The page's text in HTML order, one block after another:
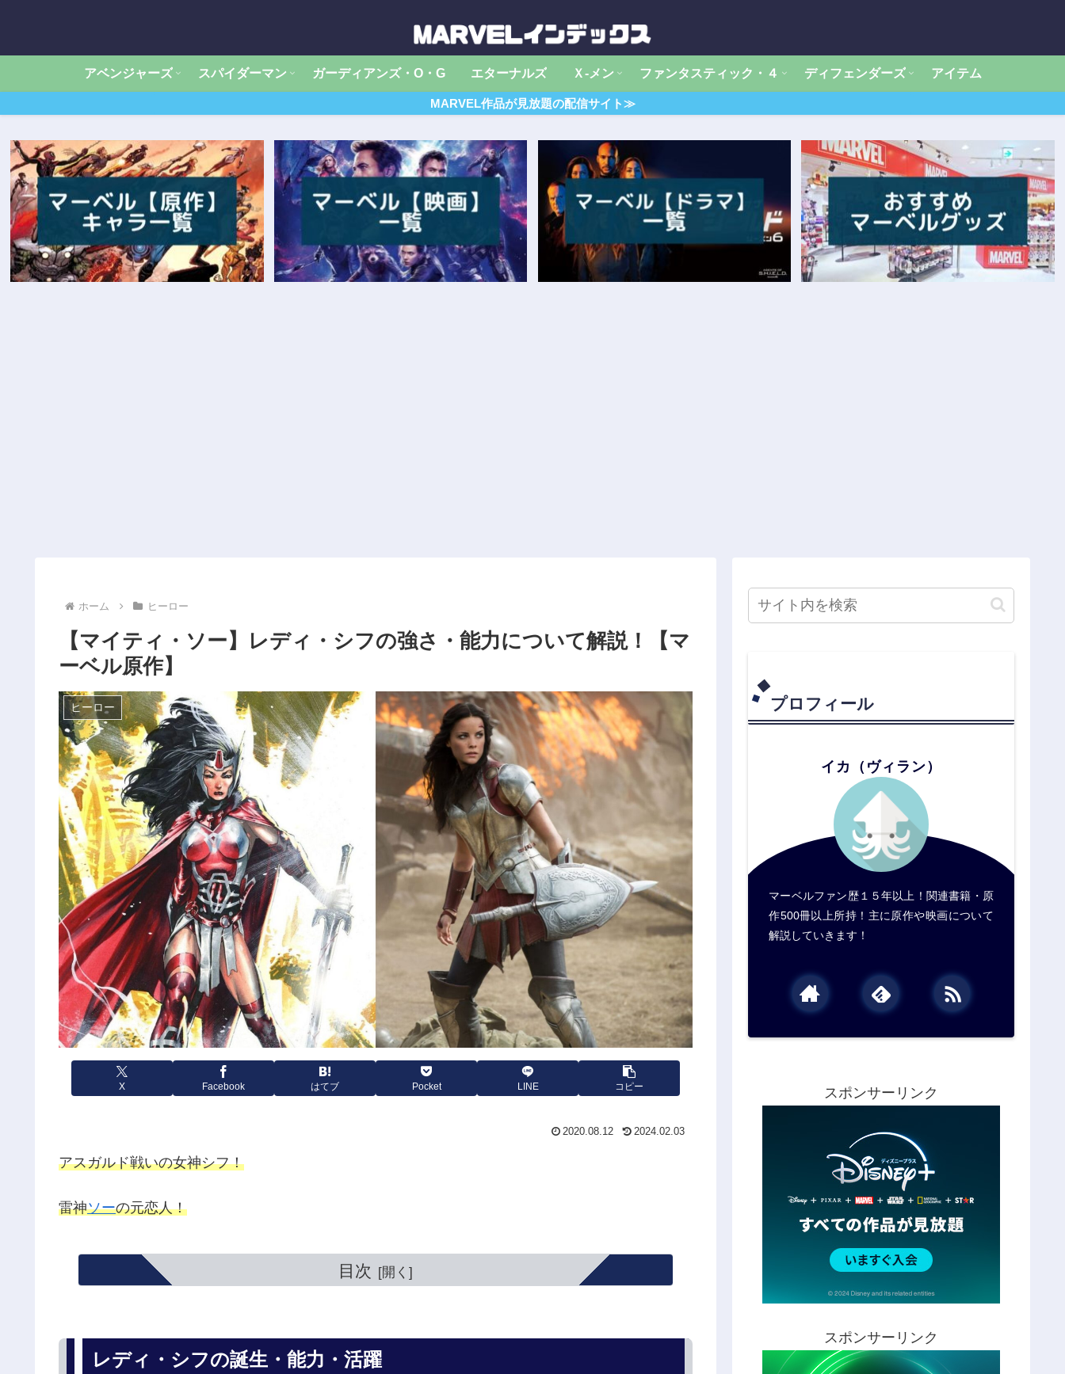
アベンジャーズ スパイダーマン ガーディアンズ・O・G エターナルズ Ｘ‐メン ファンタスティック・４ ディフェンダーズ アイテム
MARVEL作品が見放題の配信サイト≫
ホーム ヒーロー
【マイティ・ソー】レディ・シフの強さ・能力について解説！【マ
ーベル原作】
ヒーロー
X Facebook はてブ Pocket LINE コピー
2020.08.12 2024.02.03
アスガルド戦いの女神シフ！
雷神ソーの元恋人！
目次
レディ・シフの誕生・能力・活躍
プロフィール
イカ（ヴィラン）
マーベルファン歴１５年以上！関連書籍・原
作500冊以上所持！主に原作や映画について
解説していきます！
スポンサーリンク
スポンサーリンク